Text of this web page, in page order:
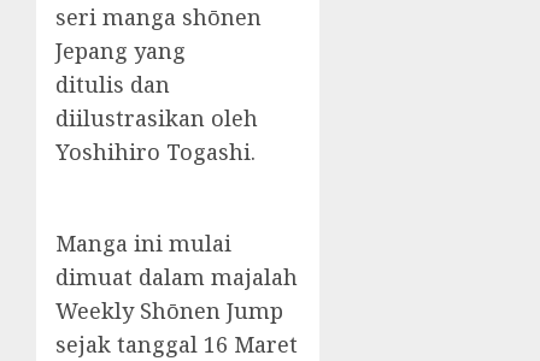
seri manga shōnen
Jepang yang
ditulis dan
diilustrasikan oleh
Yoshihiro Togashi.
Manga ini mulai
dimuat dalam majalah
Weekly Shōnen Jump
sejak tanggal 16 Maret